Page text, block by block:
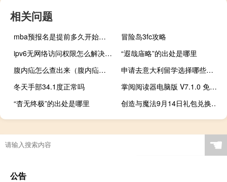
相关问题
mba预报名是提前多久开始进行的
冒险岛3fc攻略
ipv6无网络访问权限怎么解决win10（ipv6无网络访问权限）
“遐哉庙略”的出处是哪里
腹内疝怎么查出来（腹内疝怎么治疗）
申请去意大利留学选择哪些专业
冬天手部34.1度正常吗
掌阅阅读器电脑版 V7.1.0 免费PC版（掌阅阅读器电脑版 V7.1.0 免费PC版功能简介）
“杳无终极”的出处是哪里
创造与魔法9月14日礼包兑换码有哪些什么梗
☚
公告